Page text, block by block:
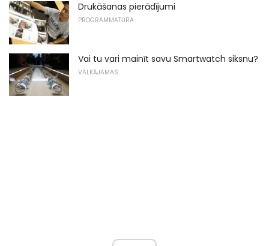
Drukāšanas pierādījumi
PROGRAMMATŪRA
Vai tu vari mainīt savu Smartwatch siksnu?
VALKĀJAMAS